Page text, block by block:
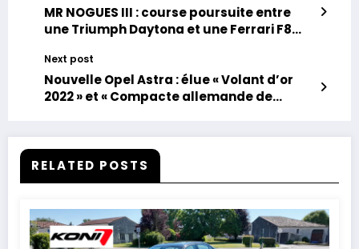
MR NOGUES III : course poursuite entre
une Triumph Daytona et une Ferrari F8
Next post
Nouvelle Opel Astra : élue « Volant d’or
2022 » et « Compacte allemande de
RELATED POSTS